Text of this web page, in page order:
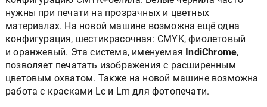
нужны при печати на прозрачных и цветных
материалах. На новой машине возможна ещё одна
конфигурация, шестикрасочная: CMYK, фиолетовый
и оранжевый. Эта система, именуемая IndiChrome,
позволяет печатать изображения с расширенным
цветовым охватом. Также на новой машине возможна
работа с красками Lс и Lm для фотопечати.